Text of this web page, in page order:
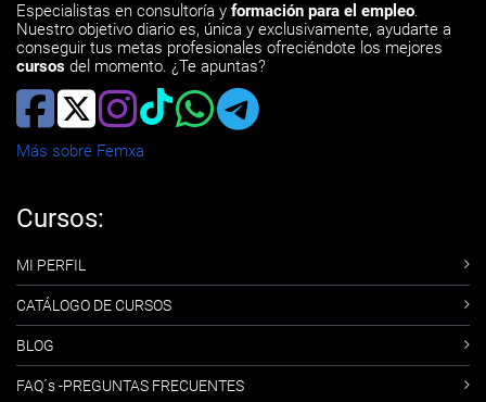
Especialistas en consultoría y formación para el empleo.
Nuestro objetivo diario es, única y exclusivamente, ayudarte a
conseguir tus metas profesionales ofreciéndote los mejores
cursos del momento. ¿Te apuntas?
Más sobre Femxa
Cursos:
MI PERFIL
CATÁLOGO DE CURSOS
BLOG
FAQ´s -PREGUNTAS FRECUENTES